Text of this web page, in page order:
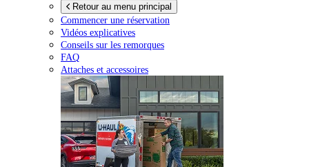
Retour au menu principal
Commencer une réservation
Vidéos explicatives
Conseils sur les remorques
FAQ
Attaches et accessoires